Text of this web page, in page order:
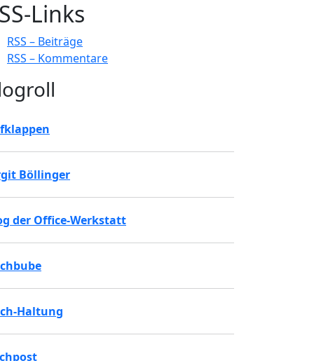
Links
RSS – Beiträge
RSS – Kommentare
Böllinger
der Office-Werkstatt
Haltung